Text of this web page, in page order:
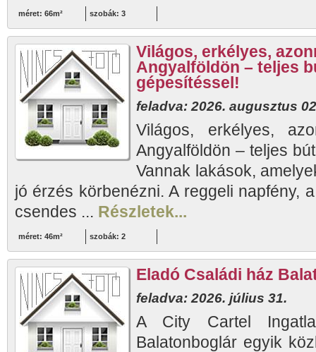
méret: 66m² szobák: 3
Világos, erkélyes,
Angyalföldön – teljes
gépesítéssel!
feladva: 2026. augusztus
Világos, erkélyes,
Angyalföldön – teljes
Vannak lakások,
jó érzés körbenézni. A reggeli napfény,
csendes ... Részletek...
méret: 46m² szobák: 2
Eladó Családi ház
feladva: 2026. július 31.
A City Cartel
Balatonboglár egyik